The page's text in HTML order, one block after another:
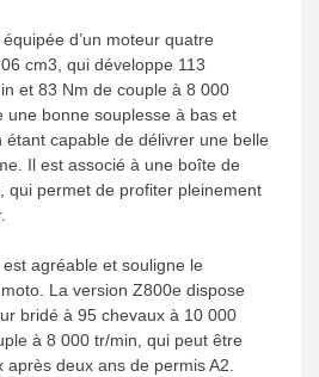
d’un moteur quatre
cm3, qui développe 113
et 83 Nm de couple à 8 000
une bonne souplesse à bas et
étant capable de délivrer une belle
Il est associé à une boîte de
qui permet de profiter pleinement
agréable et souligne le
La version Z800e dispose
bridé à 95 chevaux à 10 000
à 8 000 tr/min, qui peut être
deux ans de permis A2.